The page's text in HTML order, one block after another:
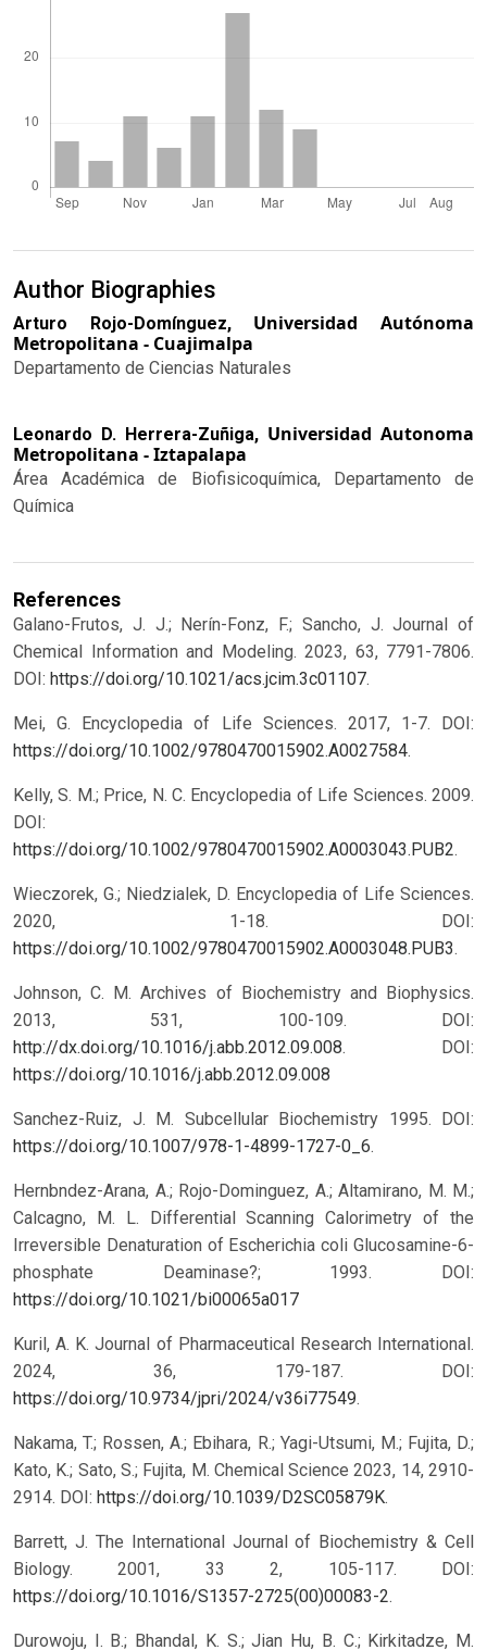
Author Biographies
Arturo Rojo-Domínguez, Universidad Autónoma
Metropolitana - Cuajimalpa
Departamento de Ciencias Naturales
Leonardo D. Herrera-Zuñiga, Universidad Autonoma
Metropolitana - Iztapalapa
Área Académica de Biofisicoquímica, Departamento de
Química
References
Galano-Frutos, J. J.; Nerín-Fonz, F.; Sancho, J. Journal of
Chemical Information and Modeling. 2023, 63, 7791-7806.
DOI: https://doi.org/10.1021/acs.jcim.3c01107.
Mei, G. Encyclopedia of Life Sciences. 2017, 1-7. DOI:
https://doi.org/10.1002/9780470015902.A0027584.
Kelly, S. M.; Price, N. C. Encyclopedia of Life Sciences. 2009.
DOI:
https://doi.org/10.1002/9780470015902.A0003043.PUB2.
Wieczorek, G.; Niedzialek, D. Encyclopedia of Life Sciences.
2020, 1-18. DOI:
https://doi.org/10.1002/9780470015902.A0003048.PUB3.
Johnson, C. M. Archives of Biochemistry and Biophysics.
2013, 531, 100-109. DOI:
http://dx.doi.org/10.1016/j.abb.2012.09.008. DOI:
https://doi.org/10.1016/j.abb.2012.09.008
Sanchez-Ruiz, J. M. Subcellular Biochemistry 1995. DOI:
https://doi.org/10.1007/978-1-4899-1727-0_6.
Hernbndez-Arana, A.; Rojo-Dominguez, A.; Altamirano, M. M.;
Calcagno, M. L. Differential Scanning Calorimetry of the
Irreversible Denaturation of Escherichia coli Glucosamine-6-
phosphate Deaminase?; 1993. DOI:
https://doi.org/10.1021/bi00065a017
Kuril, A. K. Journal of Pharmaceutical Research International.
2024, 36, 179-187. DOI:
https://doi.org/10.9734/jpri/2024/v36i77549.
Nakama, T.; Rossen, A.; Ebihara, R.; Yagi-Utsumi, M.; Fujita, D.;
Kato, K.; Sato, S.; Fujita, M. Chemical Science 2023, 14, 2910-
2914. DOI: https://doi.org/10.1039/D2SC05879K.
Barrett, J. The International Journal of Biochemistry & Cell
Biology. 2001, 33 2, 105-117. DOI:
https://doi.org/10.1016/S1357-2725(00)00083-2.
Durowoju, I. B.; Bhandal, K. S.; Jian Hu, B. C.; Kirkitadze, M.